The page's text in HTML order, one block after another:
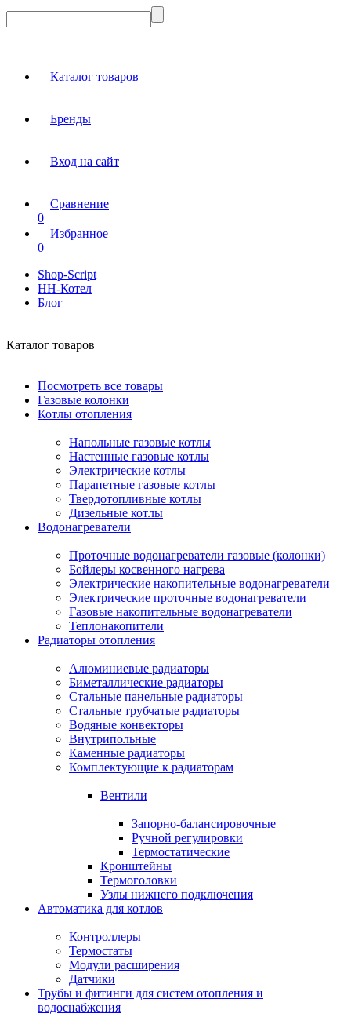
Каталог товаров
Бренды
Вход на сайт
Сравнение
0
Избранное
0
Shop-Script
НН-Котел
Блог
Каталог товаров
Посмотреть все товары
Газовые колонки
Котлы отопления
Напольные газовые котлы
Настенные газовые котлы
Электрические котлы
Парапетные газовые котлы
Твердотопливные котлы
Дизельные котлы
Водонагреватели
Проточные водонагреватели газовые (колонки)
Бойлеры косвенного нагрева
Электрические накопительные водонагреватели
Электрические проточные водонагреватели
Газовые накопительные водонагреватели
Теплонакопители
Радиаторы отопления
Алюминиевые радиаторы
Биметаллические радиаторы
Стальные панельные радиаторы
Стальные трубчатые радиаторы
Водяные конвекторы
Внутрипольные
Каменные радиаторы
Комплектующие к радиаторам
Вентили
Запорно-балансировочные
Ручной регулировки
Термостатические
Кронштейны
Термоголовки
Узлы нижнего подключения
Автоматика для котлов
Контроллеры
Термостаты
Модули расширения
Датчики
Трубы и фитинги для систем отопления и
водоснабжения